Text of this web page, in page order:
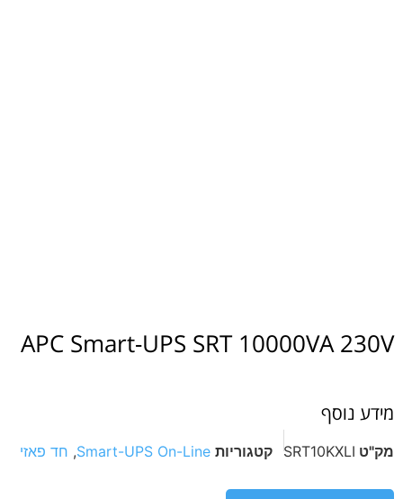
APC Smart-UPS SRT 10000VA 230V
מידע נוסף
מק"ט SRT10KXLI קטגוריות Smart-UPS On-Line
, חד פאזי